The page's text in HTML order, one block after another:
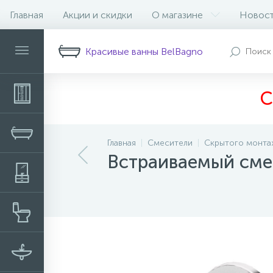
Главная Акции и скидки О магазине
Красивые ванны BelBagno
Главная Смесители Скрытого
Встраиваемый
Описание Характеристики